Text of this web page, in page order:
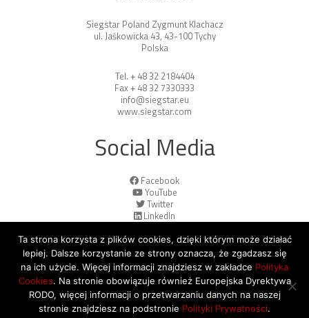
Siegstar Poland Zygmunt Klachacz
ul. Jaśkowicka 43, 43-100 Tychy
Polska
Tel. + 48 32 2184404
Fax + 48 32 7330333
info@siegstar.eu
www.siegstar.com
Social Media
Facebook
YouTube
Twitter
LinkedIn
© 2026 Copyright by SiegStar. All rights
reserved
Regulamin Shipping
Ta strona korzysta z plików cookies, dzięki którym może działać
lepiej. Dalsze korzystanie ze strony oznacza, że zgadzasz się
na ich użycie. Więcej informacji znajdziesz w zakładce Polityka
Cookies. Na stronie obowiązuje również Europejska Dyrektywa
RODO, więcej informacji o przetwarzaniu danych na naszej
stronie znajdziesz na podstronie Polityki Prywatności.